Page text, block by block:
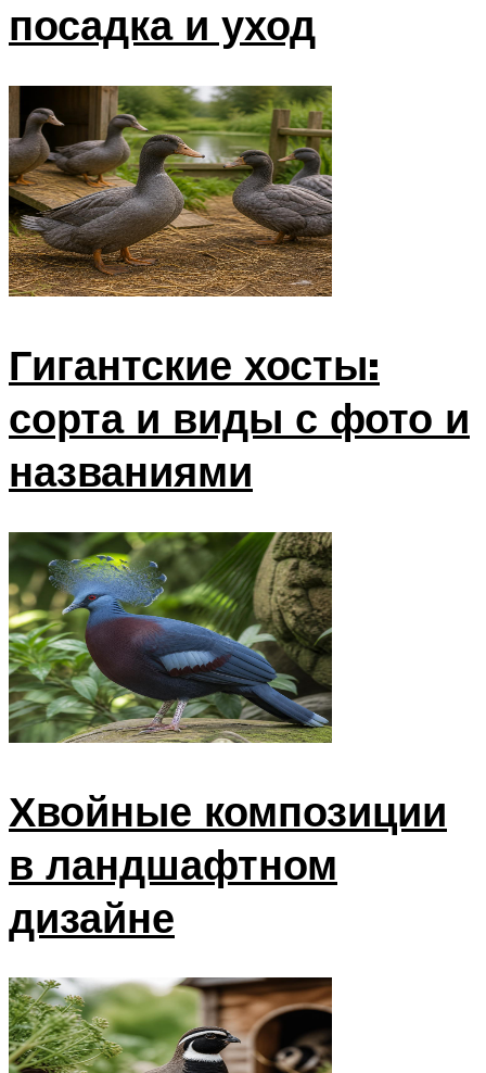
посадка и уход
Гигантские хосты:
сорта и виды с фото и
названиями
Хвойные композиции
в ландшафтном
дизайне